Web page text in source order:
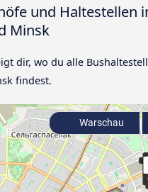
und Haltestellen
Minsk
dir, wo du alle
findest.
Warschau